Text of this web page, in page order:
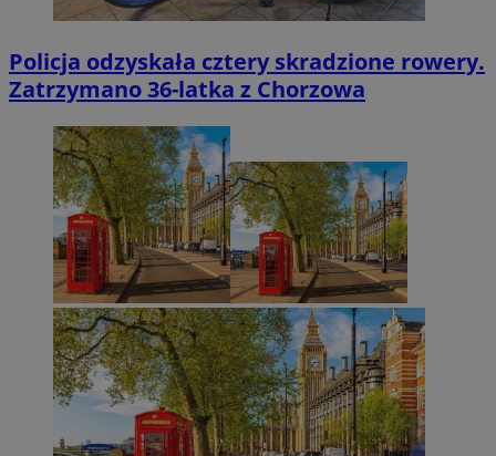
Policja odzyskała cztery skradzione rowery.
Zatrzymano 36-latka z Chorzowa